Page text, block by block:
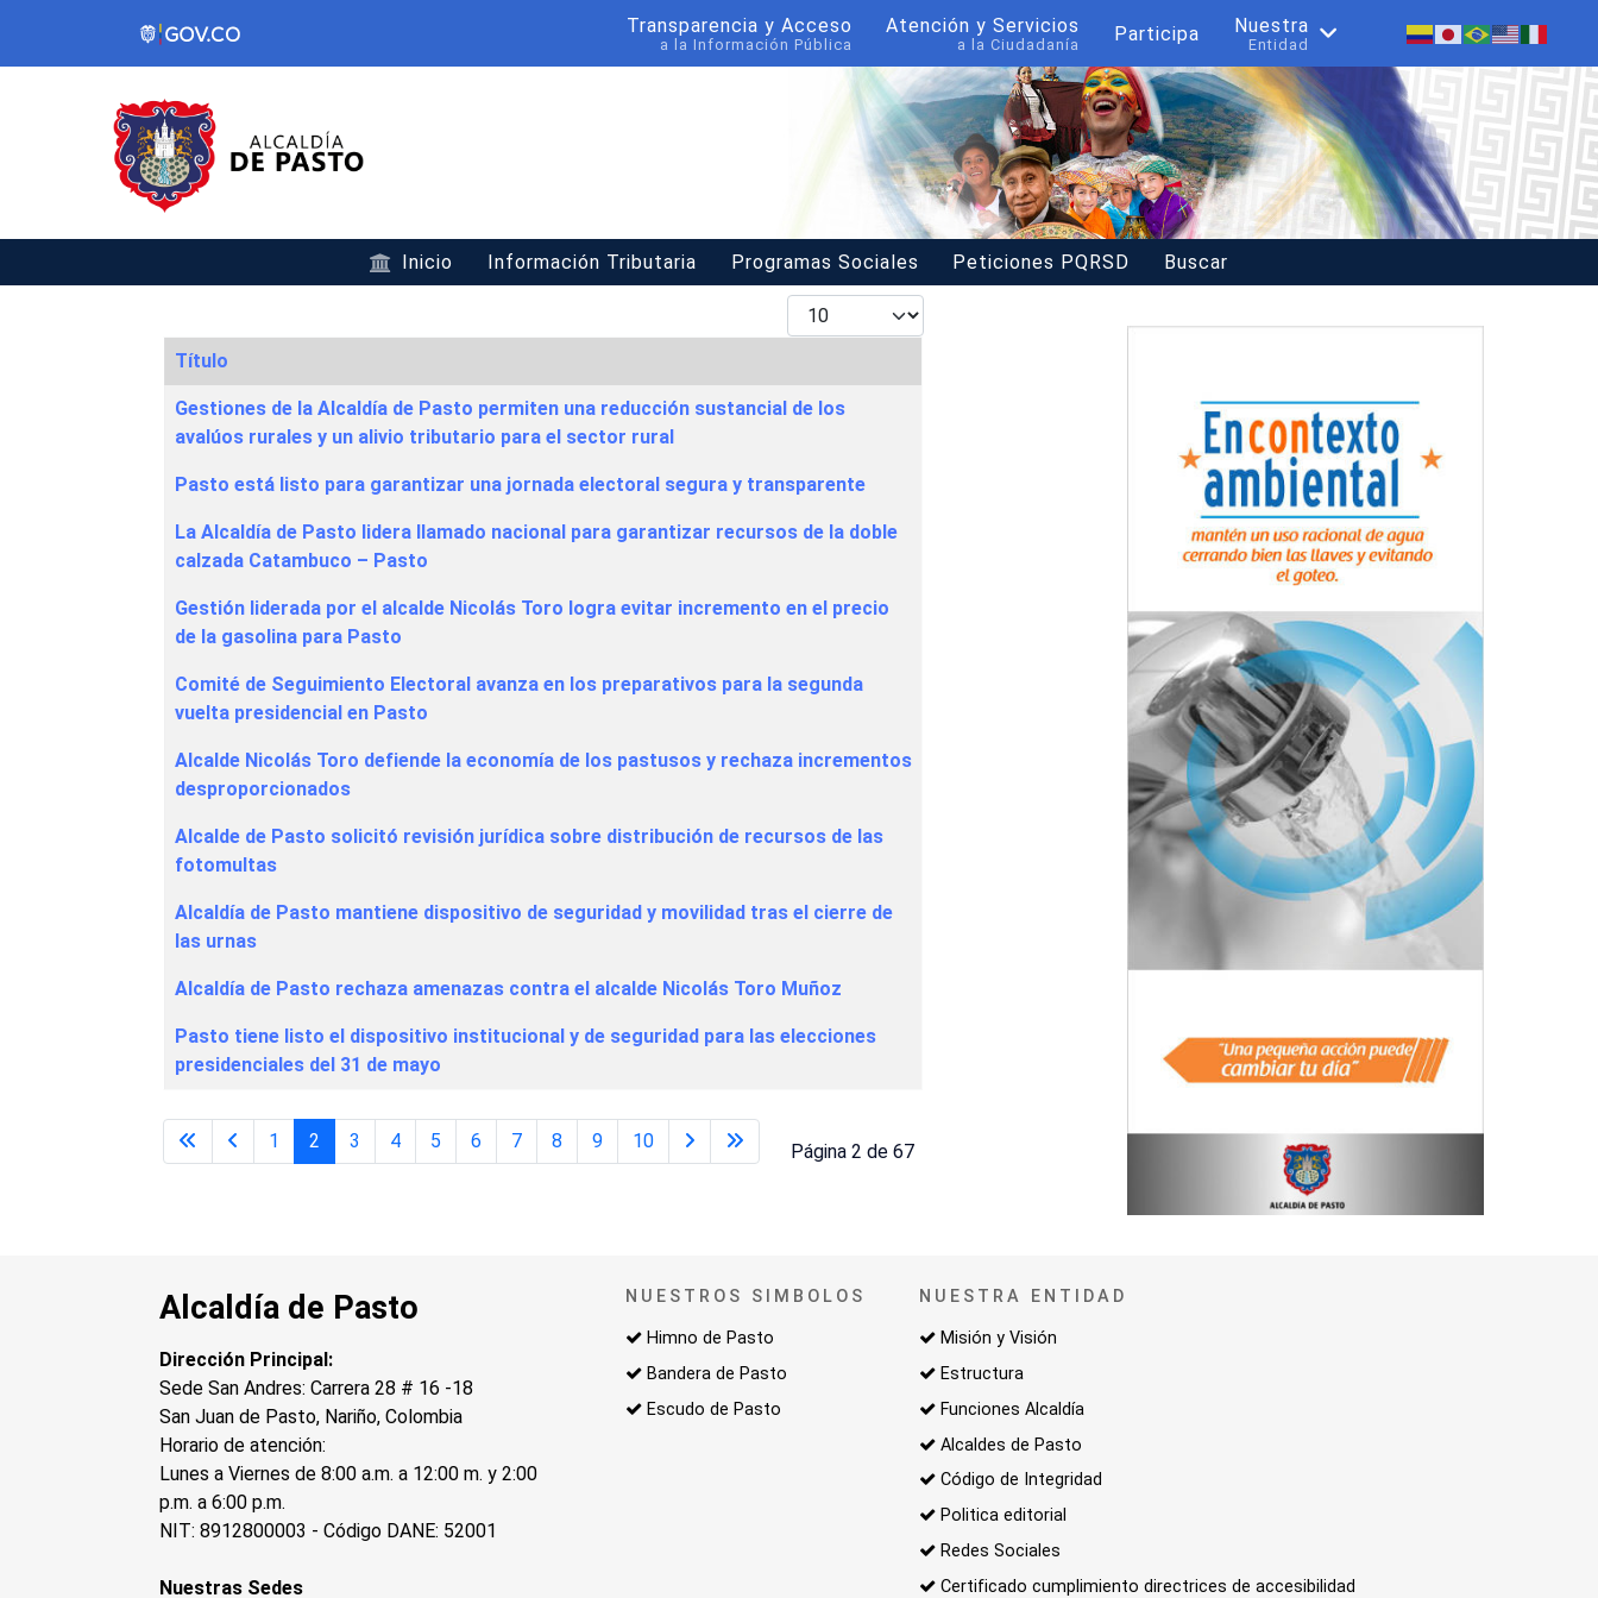
Transparencia y Acceso
a la Información Pública
Atención y Servicios
a la Ciudadanía Participa Nuestra
Entidad
Inicio Información Tributaria Programas Sociales Peticiones PQRSD
Buscar
Mostrar #
Articles
Título
Gestiones de la Alcaldía de Pasto permiten una reducción sustancial de los
avalúos rurales y un alivio tributario para el sector rural
Pasto está listo para garantizar una jornada electoral segura y transparente
La Alcaldía de Pasto lidera llamado nacional para garantizar recursos de la doble
calzada Catambuco – Pasto
Gestión liderada por el alcalde Nicolás Toro logra evitar incremento en el precio
de la gasolina para Pasto
Comité de Seguimiento Electoral avanza en los preparativos para la segunda
vuelta presidencial en Pasto
Alcalde Nicolás Toro defiende la economía de los pastusos y rechaza incrementos
desproporcionados
Alcalde de Pasto solicitó revisión jurídica sobre distribución de recursos de las
fotomultas
Alcaldía de Pasto mantiene dispositivo de seguridad y movilidad tras el cierre de
las urnas
Alcaldía de Pasto rechaza amenazas contra el alcalde Nicolás Toro Muñoz
Pasto tiene listo el dispositivo institucional y de seguridad para las elecciones
presidenciales del 31 de mayo
Página 2 de 67
1 2 3 4 5 6 7 8 9 10
Alcaldía de Pasto
Dirección Principal:
Sede San Andres: Carrera 28 # 16 -18
San Juan de Pasto, Nariño, Colombia
Horario de atención:
Lunes a Viernes de 8:00 a.m. a 12:00 m. y 2:00
p.m. a 6:00 p.m.
NIT: 8912800003 - Código DANE: 52001
Nuestras Sedes
NUESTROS SIMBOLOS
Himno de Pasto
Bandera de Pasto
Escudo de Pasto
NUESTRA ENTIDAD
Misión y Visión
Estructura
Funciones Alcaldía
Alcaldes de Pasto
Código de Integridad
Politica editorial
Redes Sociales
Certificado cumplimiento directrices de accesibilidad